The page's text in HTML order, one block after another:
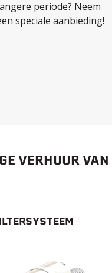
periode? Neem
speciale aanbieding!
VERHUUR VAN